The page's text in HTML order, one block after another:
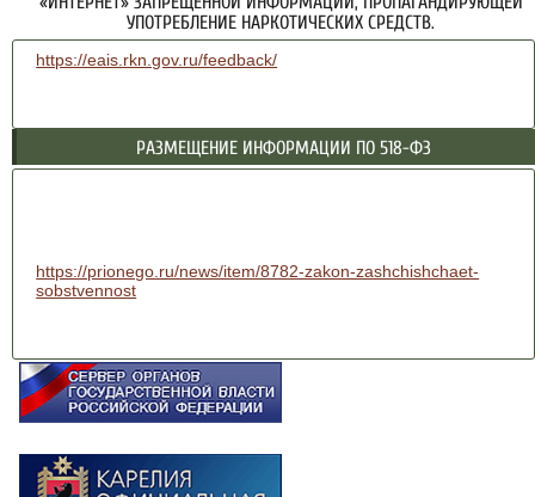
УПОТРЕБЛЕНИЕ НАРКОТИЧЕСКИХ СРЕДСТВ.
https://eais.rkn.gov.ru/feedback/
РАЗМЕЩЕНИЕ ИНФОРМАЦИИ ПО 518-ФЗ
https://prionego.ru/news/item/8782-zakon-zashchishchaet-
sobstvennost